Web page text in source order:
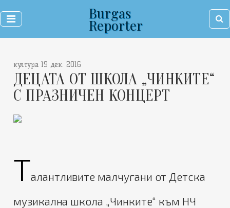
Burgas
Reporter
култура 19 дек. 2016
ДЕЦАТА ОТ ШКОЛА „ЧИНКИТЕ“
С ПРАЗНИЧЕН КОНЦЕРТ
Талантливите малчугани от Детска
музикална школа „Чинките“ към НЧ